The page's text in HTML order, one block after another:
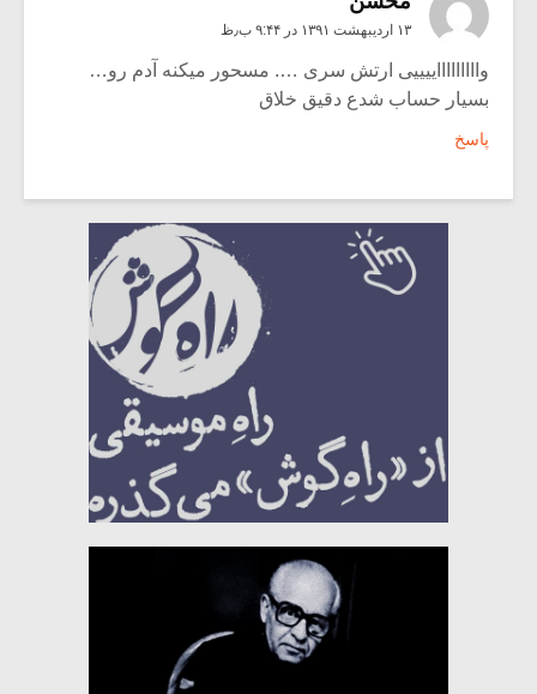
۱۳ اردیبهشت ۱۳۹۱ در ۹:۴۴ ب٫ظ
واااااااااییییی ارتش سری …. مسحور میکنه آدم رو…
بسیار حساب شدع دقیق خلاق
پاسخ